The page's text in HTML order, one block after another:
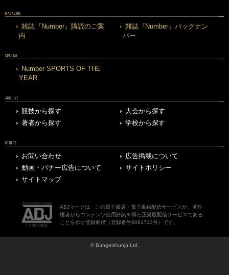
MAGAZINE
雑誌『Number』購読のご案
内
雑誌『Number』バックナン
バー
SPECIAL
Number SPORTS OF THE
YEAR
ARCHIVE
競技から探す
大会から探す
著者から探す
学校から探す
OTHERS
お問い合わせ
広告掲載について
動画・バナー広告について
サイトポリシー
サイトマップ
ABJマークは、この電子書店・電子書籍配信サービスが、著作
権者からコンテンツ使用許諾を得た正規版配信サービスである
ことを示す登録商標（登録番号6091713号）です。
© Bungeishunju Ltd.